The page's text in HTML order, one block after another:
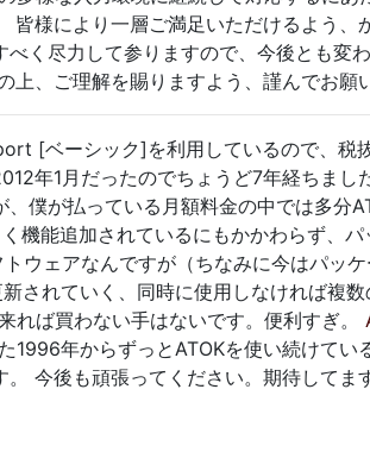
皆様により一層ご満足いただけるよう、
べく尽力して参りますので、今後とも変
上、ご理解を賜りますよう、謹んでお願
[ベーシック]を利用しているので、税
年1月だったのでちょうど7年経ちま
僕が払っている月額料金の中では多分
機能追加されているにもかかわらず、
ウェアなんですが（ちなみに今はパッ
されていく、同時に使用しなければ複
れば買わない手はないです。便利すぎ。
1996年からずっとATOKを使い続けてい
今後も頑張ってください。期待してます